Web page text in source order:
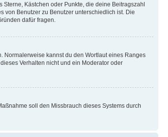
Kästchen oder Punkte, die deine Beitragszahl
von Benutzer zu Benutzer unterschiedlich ist. Die
dafür fragen.
Normalerweise kannst du den Wortlaut eines Ranges
Verhalten nicht und ein Moderator oder
soll den Missbrauch dieses Systems durch